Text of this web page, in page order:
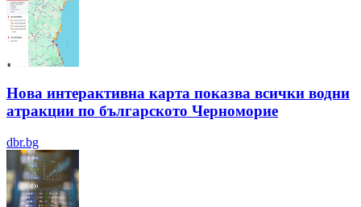
Нова интерактивна карта показва всички водни
атракции по българското Черноморие
dbr.bg